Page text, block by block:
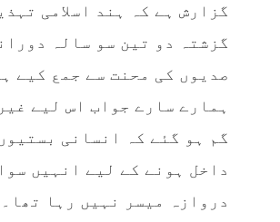
گزارش ہے کہ ہند اسلامی
گزشتہ دو تین سو سالہ
صدیوں کی محنت سے جمع کیے
ہمارے سارے جواب اس لیے
گم ہو گئے کہ انسانی
داخل ہونے کے لیے انہیں
دروازہ میسر نہیں رہا